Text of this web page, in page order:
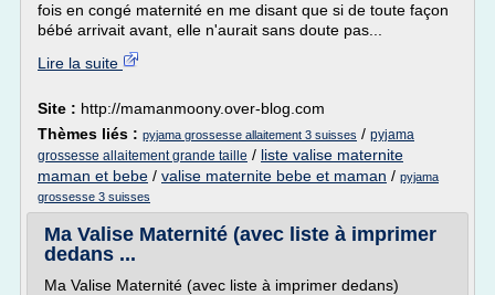
fois en congé maternité en me disant que si de toute façon
bébé arrivait avant, elle n'aurait sans doute pas...
Lire la suite
Site : http://mamanmoony.over-blog.com
Thèmes liés : pyjama grossesse allaitement 3 suisses / pyjama
grossesse allaitement grande taille / liste valise maternite
maman et bebe / valise maternite bebe et maman / pyjama
grossesse 3 suisses
Ma Valise Maternité (avec liste à imprimer
dedans ...
Ma Valise Maternité (avec liste à imprimer dedans)